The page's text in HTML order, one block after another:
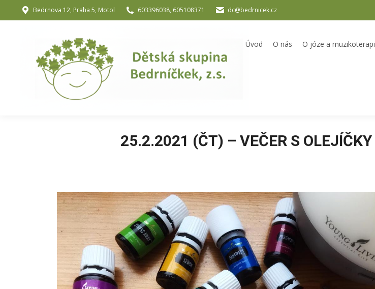
Bedrnova 12, Praha 5, Motol 603396038, 605108371 dc@bedrnicek.cz
Úvod O nás O józe a
25.2.2021 (ČT) – VEČER S
Úvod O nás O józe a muzikoterapii Začít spolu Jesle Bedrníček